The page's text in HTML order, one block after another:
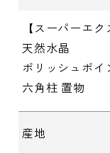
【スーパーエ
天然水晶
ポリッシュポイ
六角柱 置物
産地